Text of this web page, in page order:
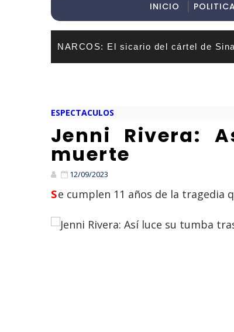
INICIO
NARCOS: El sicario del cártel de
ESPECTACULOS
Jenni Rivera:
muerte
12/09/2023
Se cumplen 11 años de la